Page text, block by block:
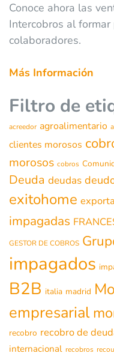
Conoce ahora las
Intercobros al
colaboradores.
Más Información
Filtro de
acreedor agroalimentario
clientes morosos
morosos cobros
Deuda deudas
exitohome
impagadas
GESTOR DE COBROS
impagados
B2B italia madrid
empresarial
recobro recobro de
internacional recobros